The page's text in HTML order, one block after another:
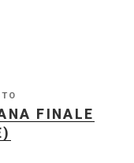
FINALE